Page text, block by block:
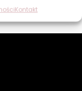
Kontakt